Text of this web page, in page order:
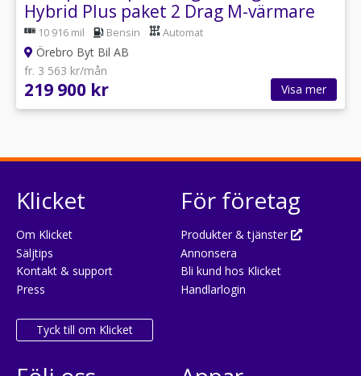
Hybrid Plus paket 2 Drag M-värmare
10 916 mil Bensin Automat
Örebro Byt Bil AB
fr. 3 563 kr/mån
219 900 kr Visa mer
Klicket
Om Klicket
Säljtips
Kontakt & support
Press
Tyck till om Klicket
För företag
Produkter & tjänster
Annonsera
Bli kund hos Klicket
Handlarlogin